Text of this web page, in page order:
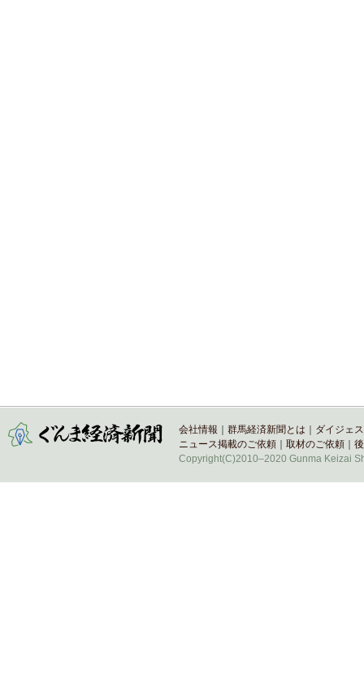
会社情報 群馬経済新聞とは
ダイジェ
ニュース掲載のご依頼
取材のご依頼
Copyright(C)2010–2020 Gunma Keizai